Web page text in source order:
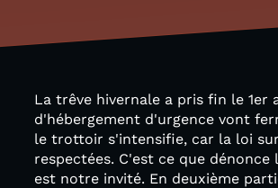
La trêve hivernale a pris fin le 1er
d'hébergement d'urgence vont
le trottoir s'intensifie, car la loi
respectées. C'est ce que dénonce
est notre invité. En deuxième